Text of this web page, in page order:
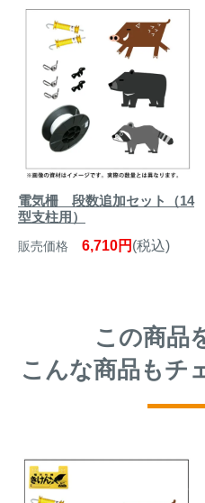
電気柵 段数追加セット（14
型支柱用）
販売価格 6,710円 (税込)
この商品
こんな商品もチ